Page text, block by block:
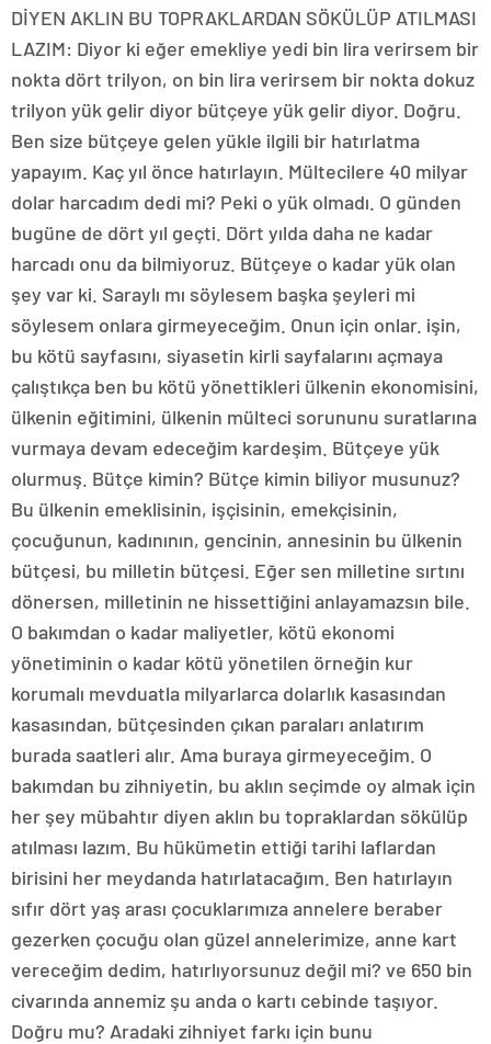
DİYEN AKLIN BU TOPRAKLARDAN SÖKÜLÜP ATILMASI
LAZIM: Diyor ki eğer emekliye yedi bin lira verirsem bir
nokta dört trilyon, on bin lira verirsem bir nokta dokuz
trilyon yük gelir diyor bütçeye yük gelir diyor. Doğru.
Ben size bütçeye gelen yükle ilgili bir hatırlatma
yapayım. Kaç yıl önce hatırlayın. Mültecilere 40 milyar
dolar harcadım dedi mi? Peki o yük olmadı. O günden
bugüne de dört yıl geçti. Dört yılda daha ne kadar
harcadı onu da bilmiyoruz. Bütçeye o kadar yük olan
şey var ki. Saraylı mı söylesem başka şeyleri mi
söylesem onlara girmeyeceğim. Onun için onlar. işin,
bu kötü sayfasını, siyasetin kirli sayfalarını açmaya
çalıştıkça ben bu kötü yönettikleri ülkenin ekonomisini,
ülkenin eğitimini, ülkenin mülteci sorununu suratlarına
vurmaya devam edeceğim kardeşim. Bütçeye yük
olurmuş. Bütçe kimin? Bütçe kimin biliyor musunuz?
Bu ülkenin emeklisinin, işçisinin, emekçisinin,
çocuğunun, kadınının, gencinin, annesinin bu ülkenin
bütçesi, bu milletin bütçesi. Eğer sen milletine sırtını
dönersen, milletinin ne hissettiğini anlayamazsın bile.
O bakımdan o kadar maliyetler, kötü ekonomi
yönetiminin o kadar kötü yönetilen örneğin kur
korumalı mevduatla milyarlarca dolarlık kasasından
kasasından, bütçesinden çıkan paraları anlatırım
burada saatleri alır. Ama buraya girmeyeceğim. O
bakımdan bu zihniyetin, bu aklın seçimde oy almak için
her şey mübahtır diyen aklın bu topraklardan sökülüp
atılması lazım. Bu hükümetin ettiği tarihi laflardan
birisini her meydanda hatırlatacağım. Ben hatırlayın
sıfır dört yaş arası çocuklarımıza annelere beraber
gezerken çocuğu olan güzel annelerimize, anne kart
vereceğim dedim, hatırlıyorsunuz değil mi? ve 650 bin
civarında annemiz şu anda o kartı cebinde taşıyor.
Doğru mu? Aradaki zihniyet farkı için bunu